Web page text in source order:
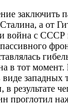
заключить
а от
война с СССР
в тот
западных
результате
проглотил